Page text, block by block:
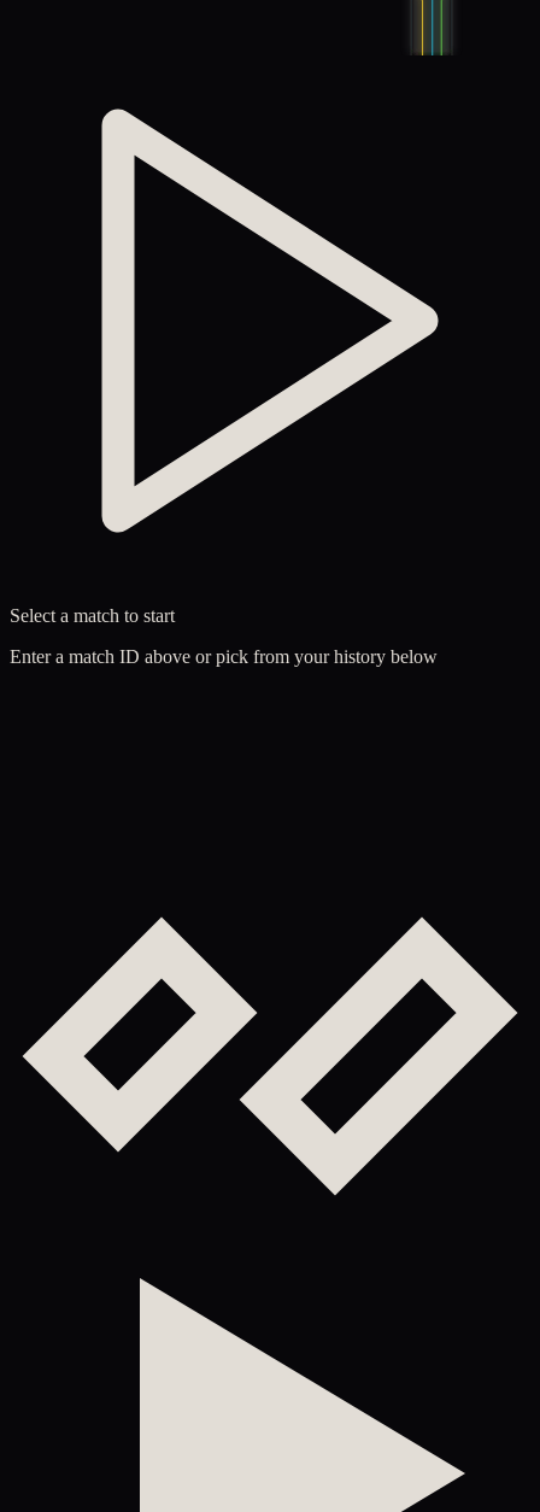
Select a match to start
Enter a match ID above or pick from your history below